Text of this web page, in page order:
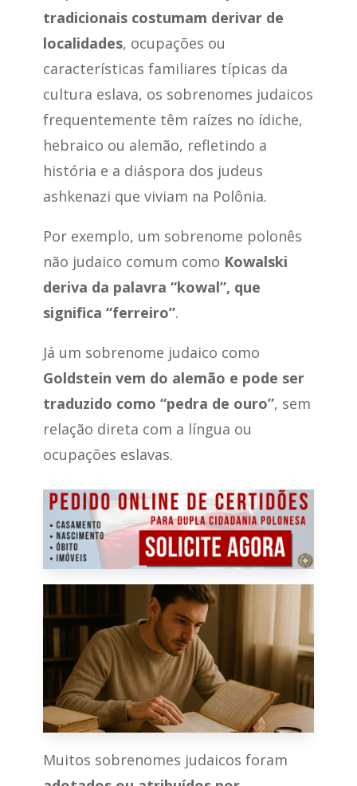
tradicionais costumam derivar de
localidades, ocupações ou
características familiares típicas da
cultura eslava, os sobrenomes judaicos
frequentemente têm raízes no ídiche,
hebraico ou alemão, refletindo a
história e a diáspora dos judeus
ashkenazi que viviam na Polônia.
Por exemplo, um sobrenome polonês
não judaico comum como Kowalski
deriva da palavra “kowal”, que
significa “ferreiro”.
Já um sobrenome judaico como
Goldstein vem do alemão e pode ser
traduzido como “pedra de ouro”, sem
relação direta com a língua ou
ocupações eslavas.
Muitos sobrenomes judaicos foram